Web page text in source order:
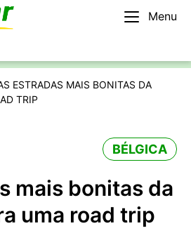
Menu
ESTRADAS MAIS BONITAS DA
TRIP
BÉLGICA
mais bonitas da
uma road trip